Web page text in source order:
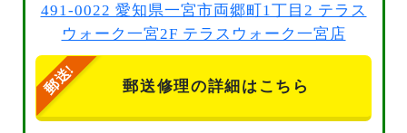
491-0022 愛知県一宮市両郷町1丁目2 テラス
ウォーク一宮2F テラスウォーク一宮店
郵送修理の詳細はこちら